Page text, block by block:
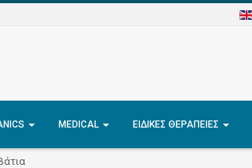
MEDICAL ΕΙΔΙΚΈΣ ΘΕΡΑΠΕΊΕΣ